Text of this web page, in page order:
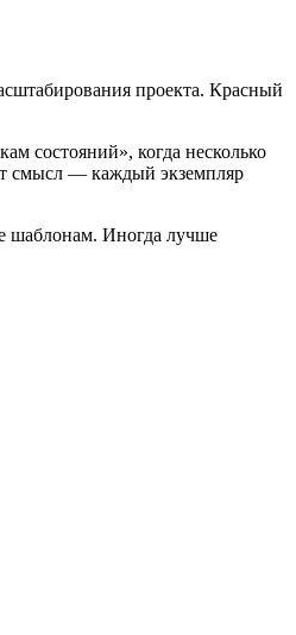
проекта. Красный
состояний», когда несколько
смысл — каждый экземпляр
шаблонам. Иногда лучше